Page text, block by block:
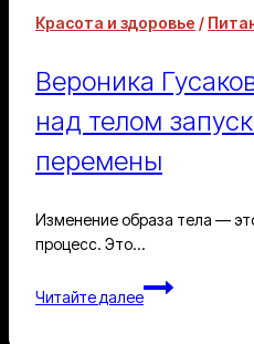
про
за
Красота и здоровье /
Вероника
над телом
перемены
Изменение образа тела —
процесс. Это…
Читайте далее
Вероника
Гусакова: